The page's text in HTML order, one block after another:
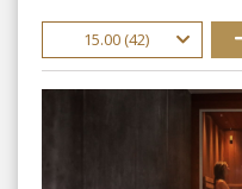
15.00 (42)